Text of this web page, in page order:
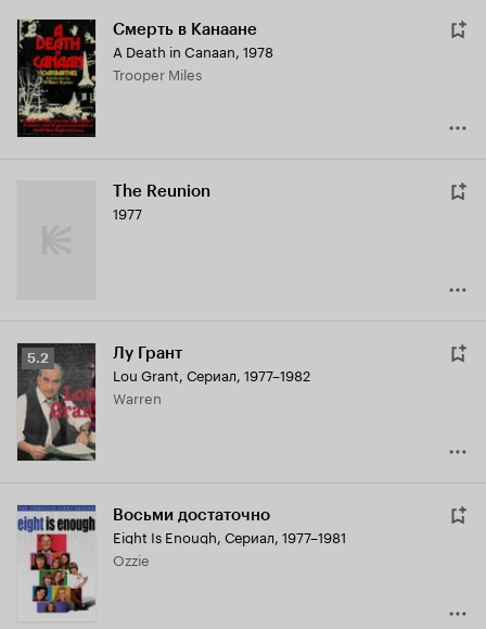
Смерть в Канаане
A Death in Canaan, 1978
Trooper Miles
The Reunion
1977
Рейтинг
Кинопоиска
5.2
5.2 Лу Грант
Lou Grant, Сериал, 1977–1982
Warren
Восьми достаточно
Eight Is Enough, Сериал, 1977–1981
Ozzie